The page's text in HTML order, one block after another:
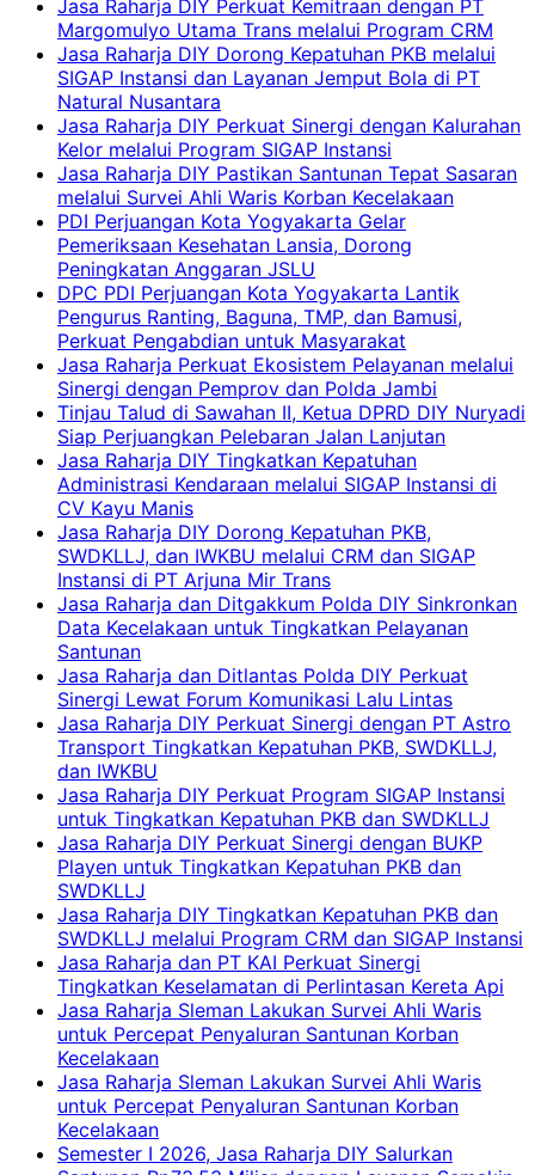
Jasa Raharja DIY Perkuat Kemitraan dengan PT
Margomulyo Utama Trans melalui Program CRM
Jasa Raharja DIY Dorong Kepatuhan PKB melalui
SIGAP Instansi dan Layanan Jemput Bola di PT
Natural Nusantara
Jasa Raharja DIY Perkuat Sinergi dengan Kalurahan
Kelor melalui Program SIGAP Instansi
Jasa Raharja DIY Pastikan Santunan Tepat Sasaran
melalui Survei Ahli Waris Korban Kecelakaan
PDI Perjuangan Kota Yogyakarta Gelar
Pemeriksaan Kesehatan Lansia, Dorong
Peningkatan Anggaran JSLU
DPC PDI Perjuangan Kota Yogyakarta Lantik
Pengurus Ranting, Baguna, TMP, dan Bamusi,
Perkuat Pengabdian untuk Masyarakat
Jasa Raharja Perkuat Ekosistem Pelayanan melalui
Sinergi dengan Pemprov dan Polda Jambi
Tinjau Talud di Sawahan II, Ketua DPRD DIY Nuryadi
Siap Perjuangkan Pelebaran Jalan Lanjutan
Jasa Raharja DIY Tingkatkan Kepatuhan
Administrasi Kendaraan melalui SIGAP Instansi di
CV Kayu Manis
Jasa Raharja DIY Dorong Kepatuhan PKB,
SWDKLLJ, dan IWKBU melalui CRM dan SIGAP
Instansi di PT Arjuna Mir Trans
Jasa Raharja dan Ditgakkum Polda DIY Sinkronkan
Data Kecelakaan untuk Tingkatkan Pelayanan
Santunan
Jasa Raharja dan Ditlantas Polda DIY Perkuat
Sinergi Lewat Forum Komunikasi Lalu Lintas
Jasa Raharja DIY Perkuat Sinergi dengan PT Astro
Transport Tingkatkan Kepatuhan PKB, SWDKLLJ,
dan IWKBU
Jasa Raharja DIY Perkuat Program SIGAP Instansi
untuk Tingkatkan Kepatuhan PKB dan SWDKLLJ
Jasa Raharja DIY Perkuat Sinergi dengan BUKP
Playen untuk Tingkatkan Kepatuhan PKB dan
SWDKLLJ
Jasa Raharja DIY Tingkatkan Kepatuhan PKB dan
SWDKLLJ melalui Program CRM dan SIGAP Instansi
Jasa Raharja dan PT KAI Perkuat Sinergi
Tingkatkan Keselamatan di Perlintasan Kereta Api
Jasa Raharja Sleman Lakukan Survei Ahli Waris
untuk Percepat Penyaluran Santunan Korban
Kecelakaan
Jasa Raharja Sleman Lakukan Survei Ahli Waris
untuk Percepat Penyaluran Santunan Korban
Kecelakaan
Semester I 2026, Jasa Raharja DIY Salurkan